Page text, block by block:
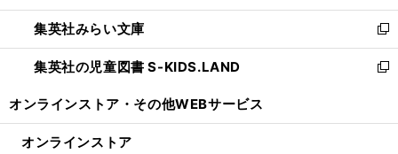
開
く
ウ
で
開
く
ン
ド
ウ
で
ウ
ィ
ン
ド
開
集英社みらい文庫
新
し
い
ン
集英社の児童図書 S-KIDS.LAND
新
ウ
オンラインストア・ その他WEBサービス
オンラインストア